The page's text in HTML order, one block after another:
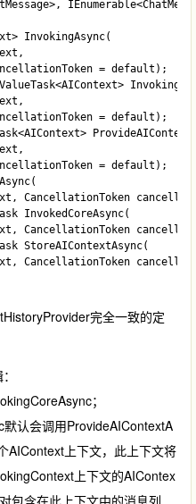
InvokingAsync(
= default);
= default);
= default);
CancellationToken
InvokedCoreAsync(
CancellationToken
StoreAIContextAsync(
CancellationToken
完全一致的定
；
默认会调用ProvideAIContextA
AIContext 上下文，此上下文将
上下文的AIContex
包含在此上下文中的消息列